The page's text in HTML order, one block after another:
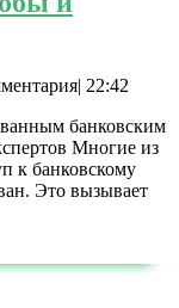
| 22:42
банковским
Многие из
к банковскому
Это вызывает